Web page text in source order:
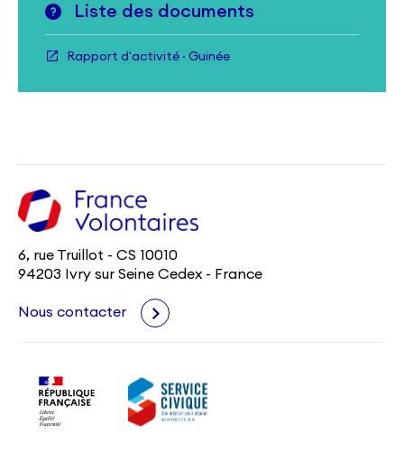
Liste des documents
Rapport d'activité · Guinée
6, rue Truillot - CS 10010
94203 Ivry sur Seine Cedex - France
Nous contacter